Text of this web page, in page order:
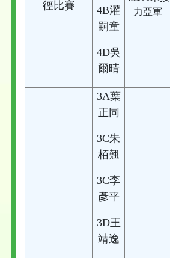
徑比賽
4B灌
嗣童
4D吳
爾晴
力亞軍
3A葉
正同
3C朱
栢翹
3C李
彥平
3D王
靖逸